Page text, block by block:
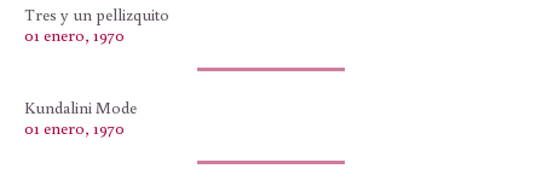
Tres y un pellizquito
01 enero, 1970
Kundalini Mode
01 enero, 1970